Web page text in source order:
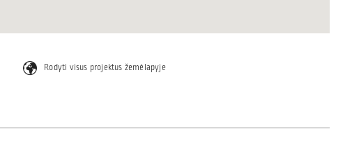
Rodyti visus projektus žemėlapyje